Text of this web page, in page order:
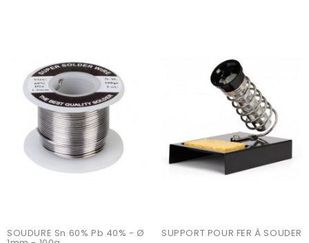
SOUDURE Sn 60% Pb 40% - Ø SUPPORT POUR FER À SOUDER